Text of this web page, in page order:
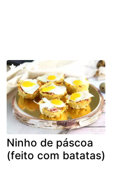
Ninho de páscoa
(feito com batatas)